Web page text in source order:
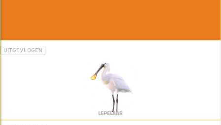
UITGEVLOGEN
LEPELAAR